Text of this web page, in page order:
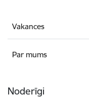
Vakances
Par mums
Noderīgi